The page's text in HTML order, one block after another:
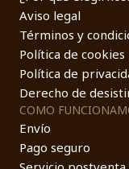
Aviso legal
Términos y
Política de cookies
Política de
Derecho de
COMO
Envío
Pago seguro